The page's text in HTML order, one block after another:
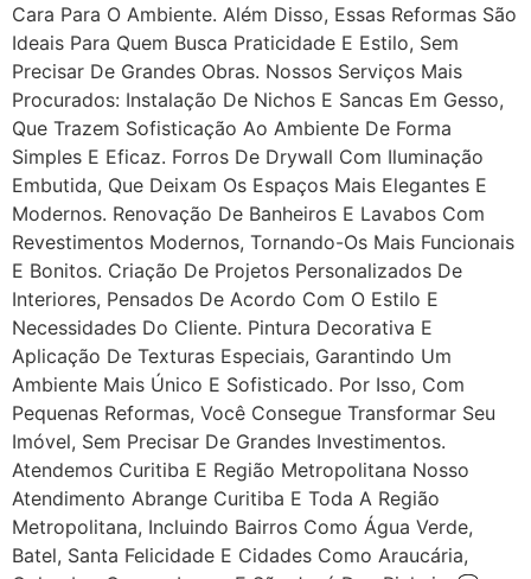
Cara Para O Ambiente. Além Disso, Essas Reformas São
Ideais Para Quem Busca Praticidade E Estilo, Sem
Precisar De Grandes Obras. Nossos Serviços Mais
Procurados: Instalação De Nichos E Sancas Em Gesso,
Que Trazem Sofisticação Ao Ambiente De Forma
Simples E Eficaz. Forros De Drywall Com Iluminação
Embutida, Que Deixam Os Espaços Mais Elegantes E
Modernos. Renovação De Banheiros E Lavabos Com
Revestimentos Modernos, Tornando-Os Mais Funcionais
E Bonitos. Criação De Projetos Personalizados De
Interiores, Pensados De Acordo Com O Estilo E
Necessidades Do Cliente. Pintura Decorativa E
Aplicação De Texturas Especiais, Garantindo Um
Ambiente Mais Único E Sofisticado. Por Isso, Com
Pequenas Reformas, Você Consegue Transformar Seu
Imóvel, Sem Precisar De Grandes Investimentos.
Atendemos Curitiba E Região Metropolitana Nosso
Atendimento Abrange Curitiba E Toda A Região
Metropolitana, Incluindo Bairros Como Água Verde,
Batel, Santa Felicidade E Cidades Como Araucária,